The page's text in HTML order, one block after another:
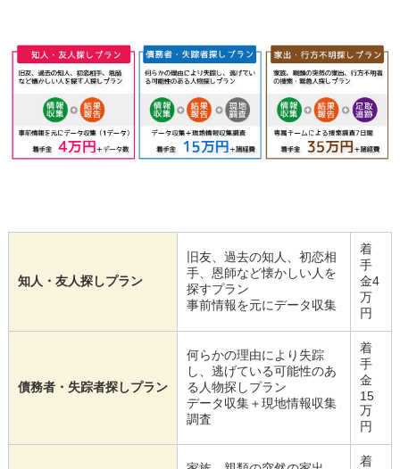
知人・友人探しプラン
旧友、過去の知人、初恋相
手、恩師など懐かしい人を
探すプラン
事前情報を元にデータ収集
着
手
金4
万
円
債務者・失踪者探しプラン
何らかの理由により失踪
し、逃げている可能性のあ
る人物探しプラン
データ収集＋現地情報収集
調査
着
手
金
15
万
円
着